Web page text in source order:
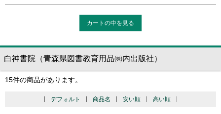
カートの中を見る
白神書院（青森県図書教育用品㈱内出版社）
15件の商品があります。
デフォルト 商品名 安い順 高い順